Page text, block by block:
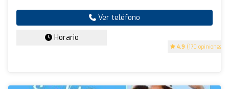
4.9 (170 opiniones)
Ver teléfono
Horario